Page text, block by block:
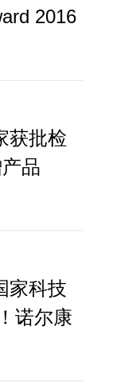
2016
获批检
品
家科技
诺尔康